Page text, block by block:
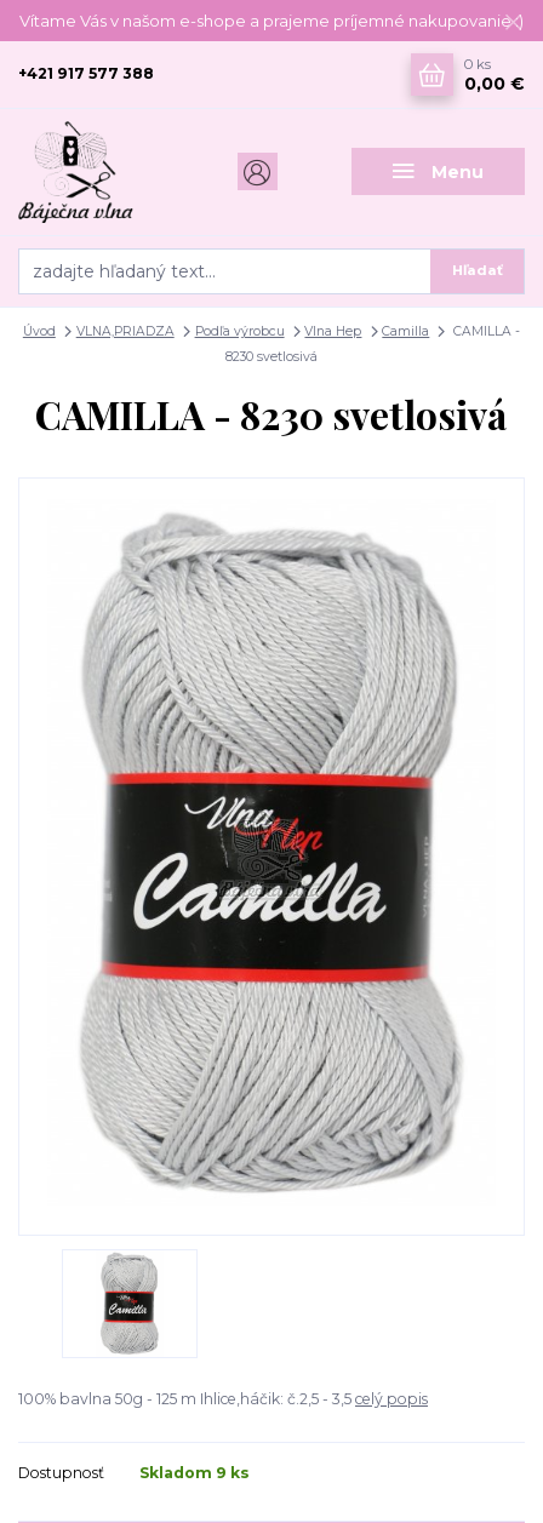
Vítame Vás v našom e-shope a prajeme príjemné nakupovanie :)
Menu
Hľadať
+421 917 577 388
0 ks
0,00 €
Úvod VLNA,PRIADZA Podľa výrobcu Vlna Hep Camilla
CAMILLA -
8230 svetlosivá
CAMILLA - 8230 svetlosivá
100% bavlna 50g - 125 m Ihlice,háčik: č.2,5 - 3,5 celý popis
Dostupnosť Skladom 9 ks